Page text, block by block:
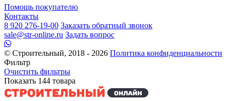
Помощь покупателю
Контакты
8 920 276-19-00 Заказать обратный звонок
sale@str-online.ru Задать вопрос
© Строительный, 2018 - 2026 Политика конфиденциальности
Фильтр
Очистить фильтры
Показать 144 товара